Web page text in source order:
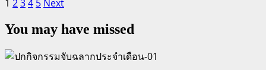
เครือ
ข่าย
การ
ตำแหน่ง
Posts
1 234 5 Next
You may have missed